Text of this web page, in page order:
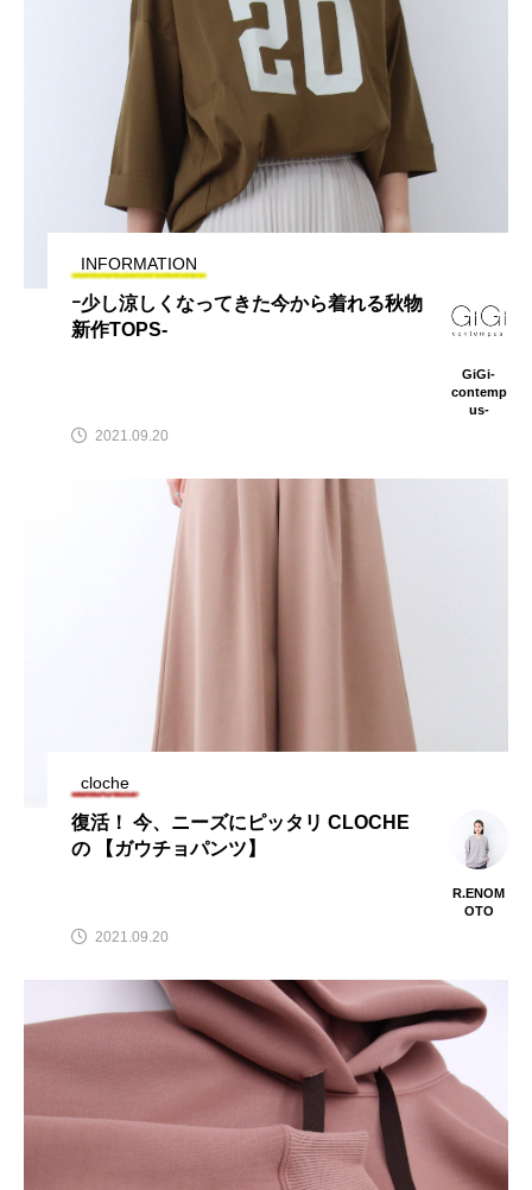
INFORMATION
ｰ少し涼しくなってきた今から着れる秋物
新作TOPS-
GiGi-
contemp
us-
2021.09.20
cloche
復活！ 今、ニーズにピッタリ CLOCHE
の 【ガウチョパンツ】
R.ENOM
OTO
2021.09.20